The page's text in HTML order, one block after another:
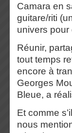
Camara en
guitare/riti
univers
Réunir,
tout temps
encore à
Georges
Bleue, a
Et comme
nous